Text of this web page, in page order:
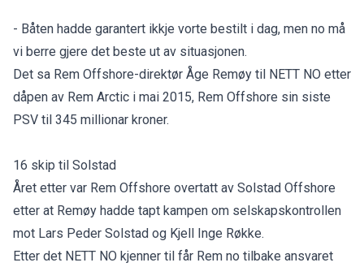
- Båten hadde garantert ikkje vorte bestilt i dag, men no må
vi berre gjere det beste ut av situasjonen.
Det sa Rem Offshore-direktør Åge Remøy til NETT NO etter
dåpen av Rem Arctic i mai 2015, Rem Offshore sin siste
PSV til 345 millionar kroner.
16 skip til Solstad
Året etter var Rem Offshore overtatt av Solstad Offshore
etter at Remøy hadde tapt kampen om selskapskontrollen
mot Lars Peder Solstad og Kjell Inge Røkke.
Etter det NETT NO kjenner til får Rem no tilbake ansvaret